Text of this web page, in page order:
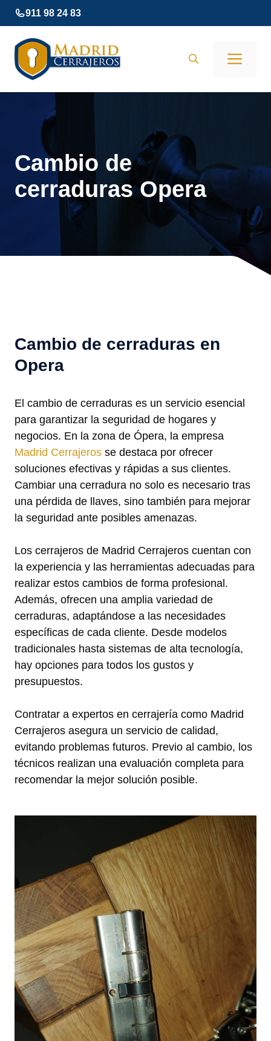
Saltar
al
contenido
911 98 24 83
Cambio de
cerraduras Opera
Cambio de cerraduras en
Opera
El cambio de cerraduras es un servicio esencial
para garantizar la seguridad de hogares y
negocios. En la zona de Ópera, la empresa
Madrid Cerrajeros se destaca por ofrecer
soluciones efectivas y rápidas a sus clientes.
Cambiar una cerradura no solo es necesario tras
una pérdida de llaves, sino también para mejorar
la seguridad ante posibles amenazas.
Los cerrajeros de Madrid Cerrajeros cuentan con
la experiencia y las herramientas adecuadas para
realizar estos cambios de forma profesional.
Además, ofrecen una amplia variedad de
cerraduras, adaptándose a las necesidades
específicas de cada cliente. Desde modelos
tradicionales hasta sistemas de alta tecnología,
hay opciones para todos los gustos y
presupuestos.
Contratar a expertos en cerrajería como Madrid
Cerrajeros asegura un servicio de calidad,
evitando problemas futuros. Previo al cambio, los
técnicos realizan una evaluación completa para
recomendar la mejor solución posible.